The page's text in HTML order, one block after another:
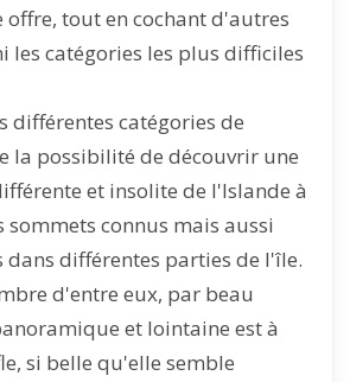
offre, tout en cochant d'autres
les catégories les plus difficiles
différentes catégories de
la possibilité de découvrir une
et insolite de l'Islande à
sommets connus mais aussi
dans différentes parties de l'île.
d'entre eux, par beau
et lointaine est à
si belle qu'elle semble